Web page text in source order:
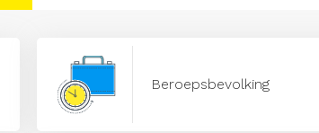
Beroepsbevolking